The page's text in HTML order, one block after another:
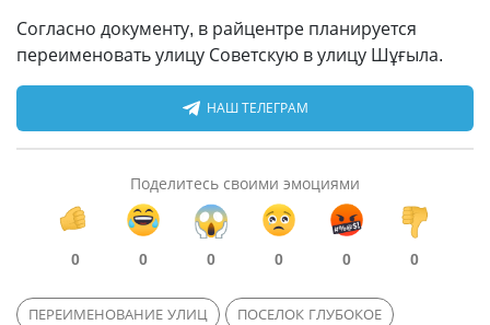
Согласно документу, в райцентре планируется
переименовать улицу Советскую в улицу Шұғыла.
НАШ ТЕЛЕГРАМ
Поделитесь своими эмоциями
0 0 0 0 0 0
ПЕРЕИМЕНОВАНИЕ УЛИЦ ПОСЕЛОК ГЛУБОКОЕ